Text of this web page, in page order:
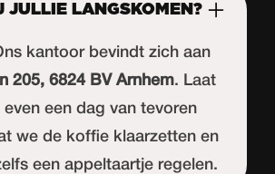
JULLIE LANGSKOMEN?
kantoor bevindt zich aan
205, 6824 BV Arnhem. Laat
even een dag van tevoren
we de koffie klaarzetten en
een appeltaartje regelen.